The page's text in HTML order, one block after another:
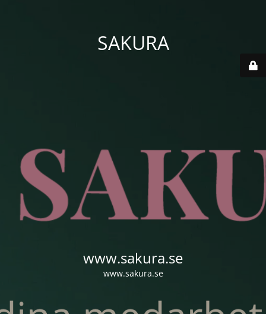
SAKURA
www.sakura.se
www.sakura.se